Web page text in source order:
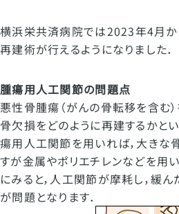
横浜栄共済病院では2023年4月
再建術が行えるようになりました．
腫瘍用人工関節の問題点
悪性骨腫瘍（がんの骨転移を含む
骨欠損をどのように再建するかと
瘍用人工関節を用いれば，大きな
すが金属やポリエチレンなどを用
にみると，人工関節が摩耗し，緩ん
が問題となります．